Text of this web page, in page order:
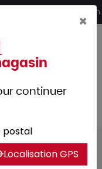
retrait 2h en magasin
×
continuer
postal
Localisation GPS